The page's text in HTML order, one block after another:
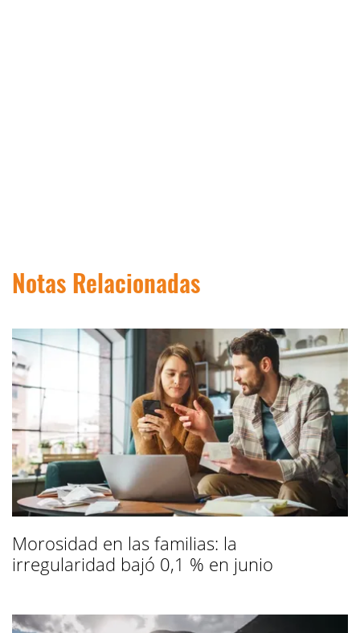
Notas Relacionadas
Morosidad en las familias: la
irregularidad bajó 0,1 % en junio